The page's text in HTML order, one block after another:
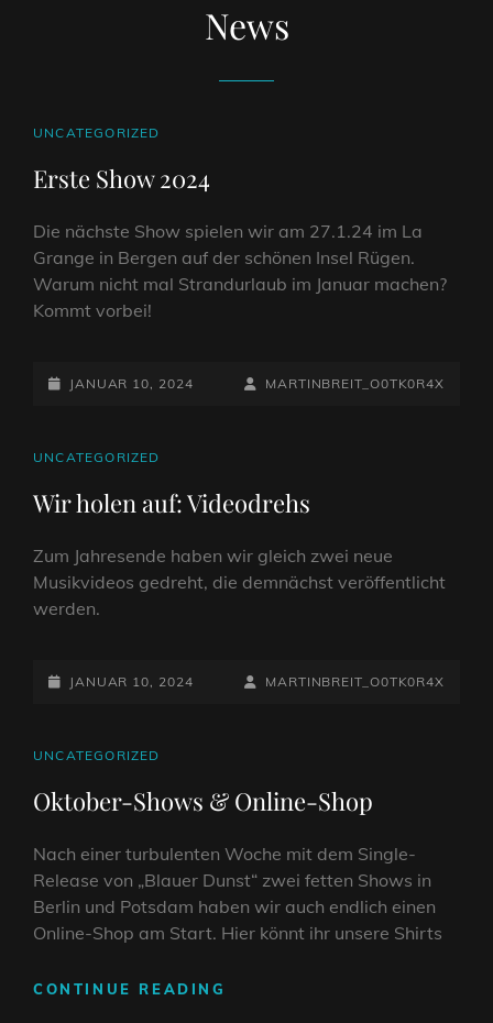
News
CAT
UNCATEGORIZED
Erste Show 2024
Die nächste Show spielen wir am 27.1.24 im La
Grange in Bergen auf der schönen Insel Rügen.
Warum nicht mal Strandurlaub im Januar machen?
Kommt vorbei!
POSTED-
JANUAR 10, 2024
BY
BYLINE
MARTINBREIT_O0TK0R4X
CAT
UNCATEGORIZED
Wir holen auf: Videodrehs
Zum Jahresende haben wir gleich zwei neue
Musikvideos gedreht, die demnächst veröffentlicht
werden.
POSTED-
JANUAR 10, 2024
BY
BYLINE
MARTINBREIT_O0TK0R4X
CAT
UNCATEGORIZED
Oktober-Shows & Online-Shop
Nach einer turbulenten Woche mit dem Single-
Release von „Blauer Dunst“ zwei fetten Shows in
Berlin und Potsdam haben wir auch endlich einen
Online-Shop am Start. Hier könnt ihr unsere Shirts
CONTINUE READING